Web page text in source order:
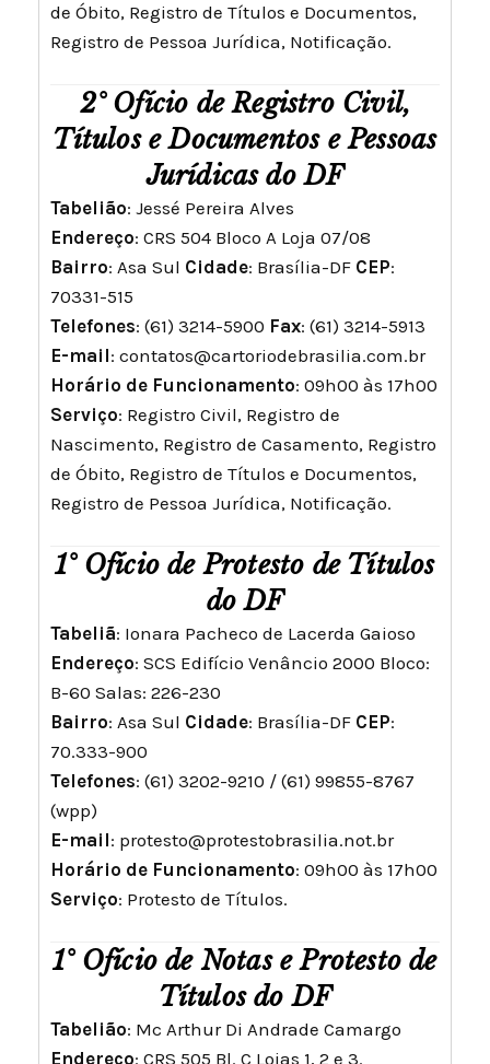
de Óbito, Registro de Títulos e Documentos,
Registro de Pessoa Jurídica, Notificação.
2° Ofício de Registro Civil,
Títulos e Documentos e Pessoas
Jurídicas do DF
Tabelião: Jessé Pereira Alves
Endereço: CRS 504 Bloco A Loja 07/08
Bairro: Asa Sul Cidade: Brasília-DF CEP:
70331-515
Telefones: (61) 3214-5900 Fax: (61) 3214-5913
E-mail: contatos@cartoriodebrasilia.com.br
Horário de Funcionamento: 09h00 às 17h00
Serviço: Registro Civil, Registro de
Nascimento, Registro de Casamento, Registro
de Óbito, Registro de Títulos e Documentos,
Registro de Pessoa Jurídica, Notificação.
1° Ofício de Protesto de Títulos
do DF
Tabeliã: Ionara Pacheco de Lacerda Gaioso
Endereço: SCS Edifício Venâncio 2000 Bloco:
B-60 Salas: 226-230
Bairro: Asa Sul Cidade: Brasília-DF CEP:
70.333-900
Telefones: (61) 3202-9210 / (61) 99855-8767
(wpp)
E-mail: protesto@protestobrasilia.not.br
Horário de Funcionamento: 09h00 às 17h00
Serviço: Protesto de Títulos.
1° Ofício de Notas e Protesto de
Títulos do DF
Tabelião: Mc Arthur Di Andrade Camargo
Endereço: CRS 505 Bl. C Lojas 1, 2 e 3.